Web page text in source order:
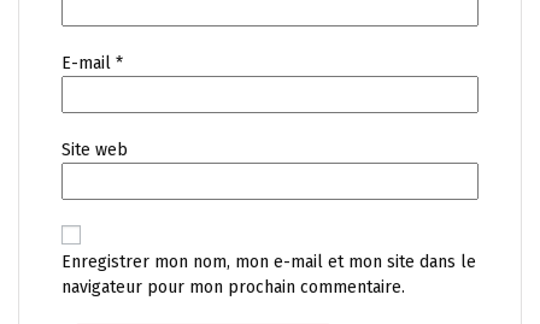
E-mail *
Site web
Enregistrer mon nom, mon e-mail et mon site dans le
navigateur pour mon prochain commentaire.